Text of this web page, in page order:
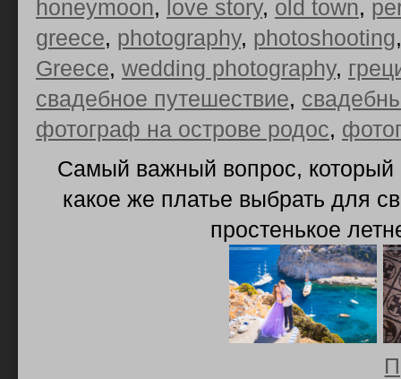
honeymoon, love story, old town,
greece, photography, photoshooting
Greece, wedding photography,
свадебное путешествие,
фотограф на острове родос,
Самый важный вопрос, который
какое же платье выбрать для
простенькое